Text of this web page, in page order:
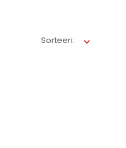
Sorteeri: